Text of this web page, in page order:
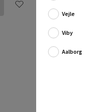
Vejle
Viby
Aalborg